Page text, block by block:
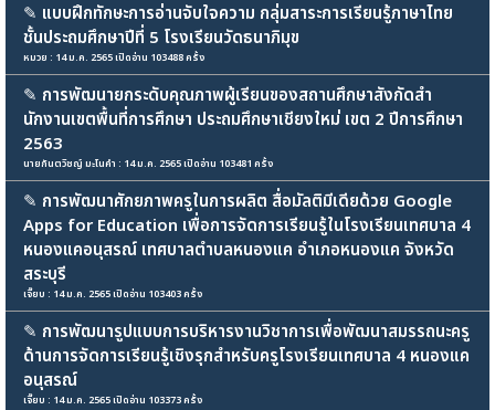
✎ แบบฝึกทักษะการอ่านจับใจความ กลุ่มสาระการเรียนรู้ภาษาไทย
ชั้นประถมศึกษาปีที่ 5 โรงเรียนวัดธนาภิมุข
หมวย : 14 ม.ค. 2565 เปิดอ่าน 103488 ครั้ง
✎ การพัฒนายกระดับคุณภาพผู้เรียนของสถานศึกษาสังกัดสํา
นักงานเขตพื้นที่การศึกษา ประถมศึกษาเชียงใหม่ เขต 2 ปีการศึกษา
2563
นายกันตวิชญ์ มะโนคำ : 14 ม.ค. 2565 เปิดอ่าน 103481 ครั้ง
✎ การพัฒนาศักยภาพครูในการผลิต สื่อมัลติมีเดียด้วย Google
Apps for Education เพื่อการจัดการเรียนรู้ในโรงเรียนเทศบาล 4
หนองแคอนุสรณ์ เทศบาลตำบลหนองแค อำเภอหนองแค จังหวัด
สระบุรี
เจี๊ยบ : 14 ม.ค. 2565 เปิดอ่าน 103403 ครั้ง
✎ การพัฒนารูปแบบการบริหารงานวิชาการเพื่อพัฒนาสมรรถนะครู
ด้านการจัดการเรียนรู้เชิงรุกสำหรับครูโรงเรียนเทศบาล 4 หนองแค
อนุสรณ์
เจี๊ยบ : 14 ม.ค. 2565 เปิดอ่าน 103373 ครั้ง